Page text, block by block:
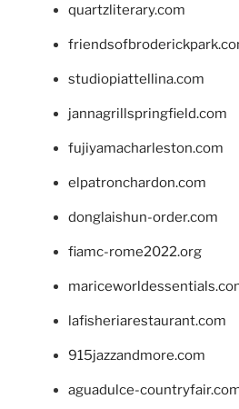
quartzliterary.com
studiopiattellina.com
jannagrillspringfield.com
fujiyamacharleston.com
elpatronchardon.com
donglaishun-order.com
fiamc-rome2022.org
lafisheriarestaurant.com
915jazzandmore.com
aguadulce-